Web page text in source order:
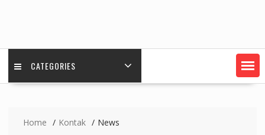
CATEGORIES
Home Kontak News